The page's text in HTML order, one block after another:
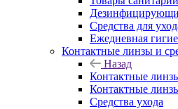
Средства для
Ежедневная
Контактные линзы и
Назад
Контактные
Контактные
Средства ухода